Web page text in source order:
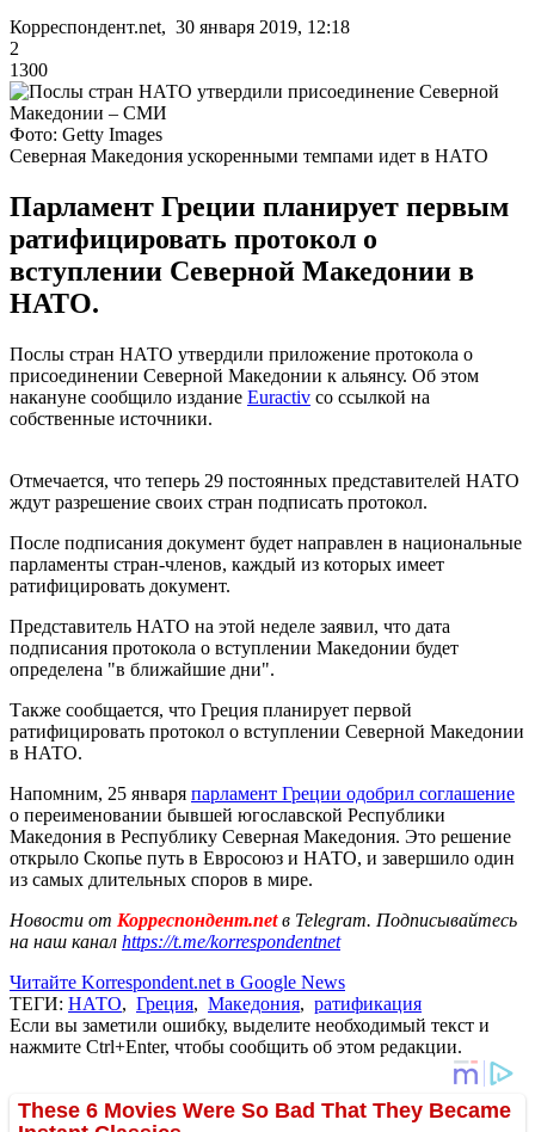
Корреспондент.net, 30 января 2019, 12:18
2
1300
Фото: Getty Images
Северная Македония ускоренными темпами идет в НАТО
Парламент Греции планирует первым
ратифицировать протокол о
вступлении Северной Македонии в
НАТО.
Послы стран НАТО утвердили приложение протокола о
присоединении Северной Македонии к альянсу. Об этом
накануне сообщило издание Euractiv со ссылкой на
собственные источники.
Отмечается, что теперь 29 постоянных представителей НАТО
ждут разрешение своих стран подписать протокол.
После подписания документ будет направлен в национальные
парламенты стран-членов, каждый из которых имеет
ратифицировать документ.
Представитель НАТО на этой неделе заявил, что дата
подписания протокола о вступлении Македонии будет
определена "в ближайшие дни".
Также сообщается, что Греция планирует первой
ратифицировать протокол о вступлении Северной Македонии
в НАТО.
Напомним, 25 января парламент Греции одобрил соглашение
о переименовании бывшей югославской Республики
Македония в Республику Северная Македония. Это решение
открыло Скопье путь в Евросоюз и НАТО, и завершило один
из самых длительных споров в мире.
Новости от Корреспондент.netв Telegram. Подписывайтесь
на наш канал https://t.me/korrespondentnet
Читайте Korrespondent.net в Google News
ТЕГИ: НАТО, Греция, Македония, ратификация
Если вы заметили ошибку, выделите необходимый текст и
нажмите Ctrl+Enter, чтобы сообщить об этом редакции.